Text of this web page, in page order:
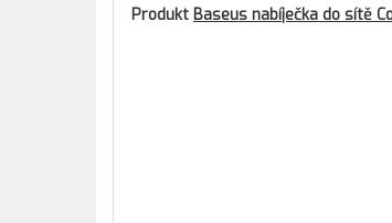
Produkt Baseus nabíječka do sítě